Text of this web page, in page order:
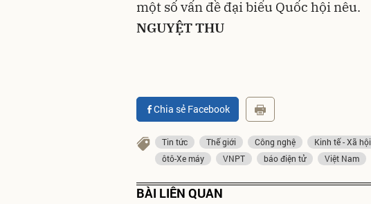
một số vấn đề đại biểu Quốc hội nêu.
NGUYỆT THU
Chia sẻ Facebook
Tin tức Thế giới Công nghệ Kinh tế - Xã hội
ôtô-Xe máy
VNPT báo điện tử Việt Nam
BÀI LIÊN QUAN